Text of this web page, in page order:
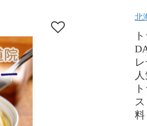
北
料